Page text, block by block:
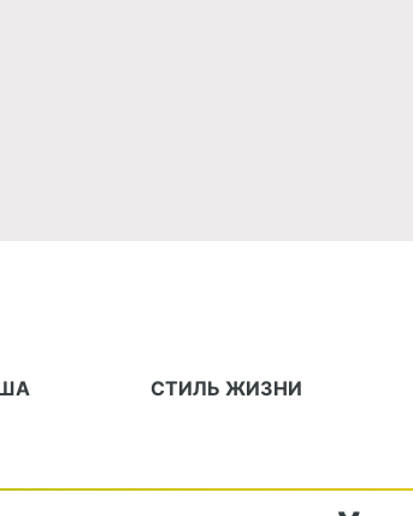
СТИЛЬ ЖИЗНИ